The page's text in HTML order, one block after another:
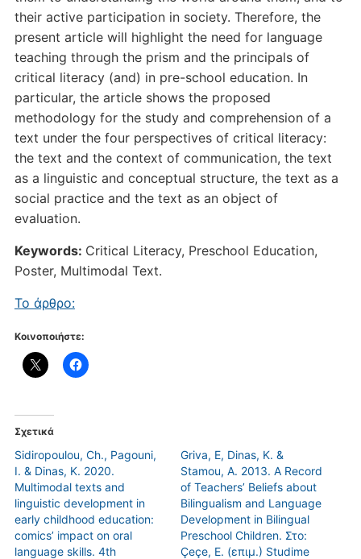
their active participation in society. Therefore, the
present article will highlight the need for language
teaching through the prism and the principals of
critical literacy (and) in pre-school education. In
particular, the article shows the proposed
methodology for the study and comprehension of a
text under the four perspectives of critical literacy:
the text and the context of communication, the text
as a linguistic and conceptual structure, the text as a
social practice and the text as an object of
evaluation.
Keywords: Critical Literacy, Preschool Education,
Poster, Multimodal Text.
Το άρθρο:
Κοινοποιήστε:
Σχετικά
Sidiropoulou, Ch., Pagouni,
I. & Dinas, K. 2020.
Multimodal texts and
linguistic development in
early childhood education:
comics’ impact on oral
language skills. 4th
Griva, E, Dinas, K. &
Stamou, A. 2013. A Record
of Teachers’ Beliefs about
Bilingualism and Language
Development in Bilingual
Preschool Children. Στο:
Çeçe, E. (επιμ.) Studime